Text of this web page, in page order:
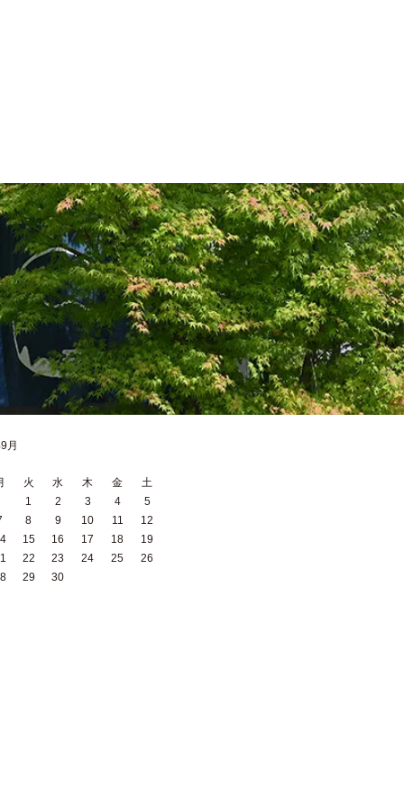
月
火 水 木 金
土
1
2 3 4
5
8 9 10 11
12
15 16 17 18
19
22 23 24 25
26
29 30